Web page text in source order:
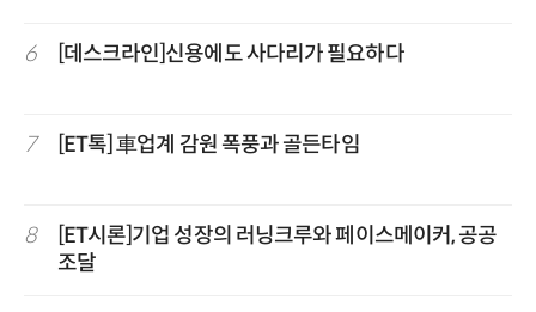
6 [데스크라인]신용에도 사다리가 필요하다
7 [ET톡] 車업계 감원 폭풍과 골든타임
8
[ET시론]기업 성장의 러닝크루와 페이스메이커, 공공
조달